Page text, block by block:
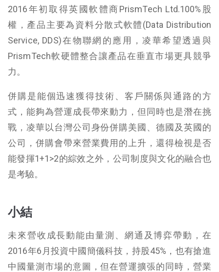
2016年初取得英國軟體商PrismTech Ltd.100%股
權，產品主要為資料分散式軟體(Data Distribution
Service, DDS)在物聯網的應用，凌華希望透過與
PrismTech軟硬體整合讓產品在垂直市場更具競爭
力。
併購是能個迅速獲得技術、客戶關係與通路的方
式，能夠為營運成長帶來動力，但同時也是潛在挑
戰，凌華以台灣公司身份併購美國、德國及英國的
公司，併購會帶來營業費用的上升，還得檢視是否
能發揮1+1>2的綜效之外，公司制度與文化的融合也
是考驗。
小結
未來營收成長動能由量測、網通及博弈帶動，在
2016年6月投資中國簡儀科技，持股45%，也有搶進
中國量測市場的意圖，但在營運擴張的同時，營業